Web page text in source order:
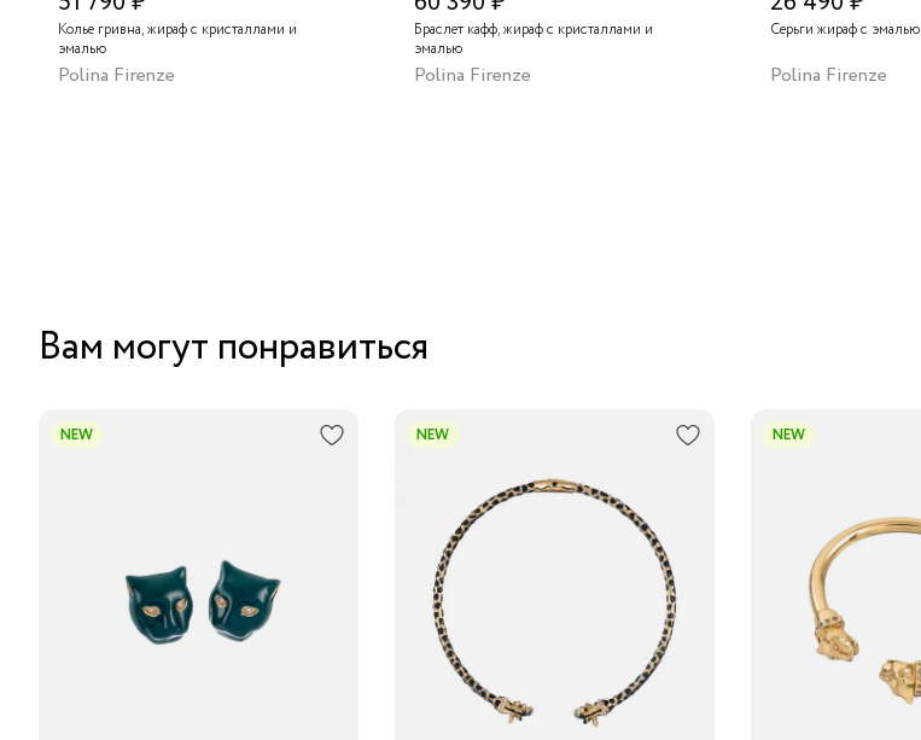
Колье гривна, жираф с кристаллами и
эмалью
Polina Firenze
Браслет кафф, жираф с кристаллами и
эмалью
Polina Firenze
Серьги жираф с эмалью
Polina Firenze
Вам могут понравиться
NEW NEW NEW